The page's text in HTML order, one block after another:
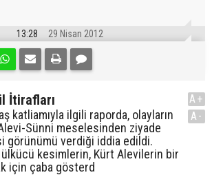
13:28 29 Nisan 2012
İtirafları
katliamıyla ilgili raporda, olayların
Sünni meselesinden ziyade
görünümü verdiği iddia edildi.
ülkücü kesimlerin, Kürt Alevilerin bir
için çaba gösterd
A+
A-